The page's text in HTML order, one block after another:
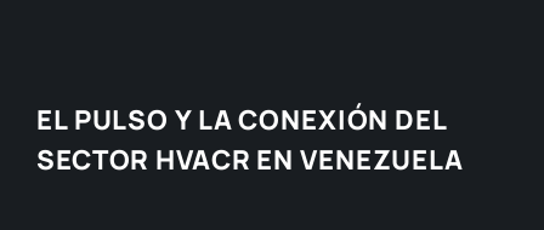
EL PULSO Y LA CONEXIÓN DEL
SECTOR HVACR EN VENEZUELA